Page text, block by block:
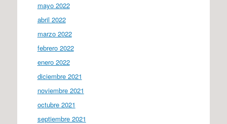
mayo 2022
abril 2022
marzo 2022
febrero 2022
enero 2022
diciembre 2021
noviembre 2021
octubre 2021
septiembre 2021